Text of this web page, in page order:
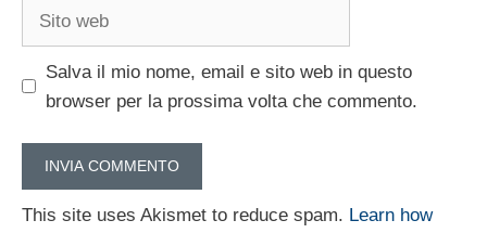
Sito
Salva il mio nome, email e sito web in questo
browser per la prossima volta che commento.
This site uses Akismet to reduce spam. Learn how